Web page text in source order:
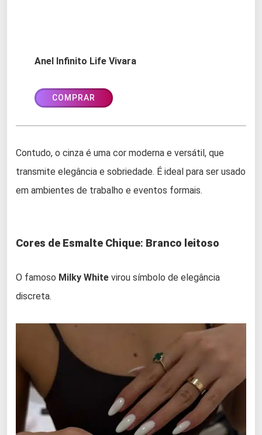
Anel Infinito Life Vivara
COMPRAR
Contudo, o cinza é uma cor moderna e versátil, que
transmite elegância e sobriedade. É ideal para ser usado
em ambientes de trabalho e eventos formais.
Cores de Esmalte Chique: Branco leitoso
O famoso Milky White virou símbolo de elegância
discreta.